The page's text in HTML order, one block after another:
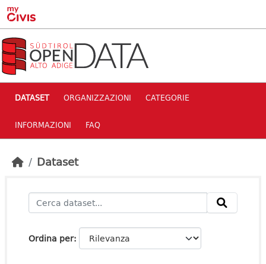
Skip to main content
DATASET ORGANIZZAZIONI CATEGORIE
INFORMAZIONI FAQ
Dataset
Ordina per